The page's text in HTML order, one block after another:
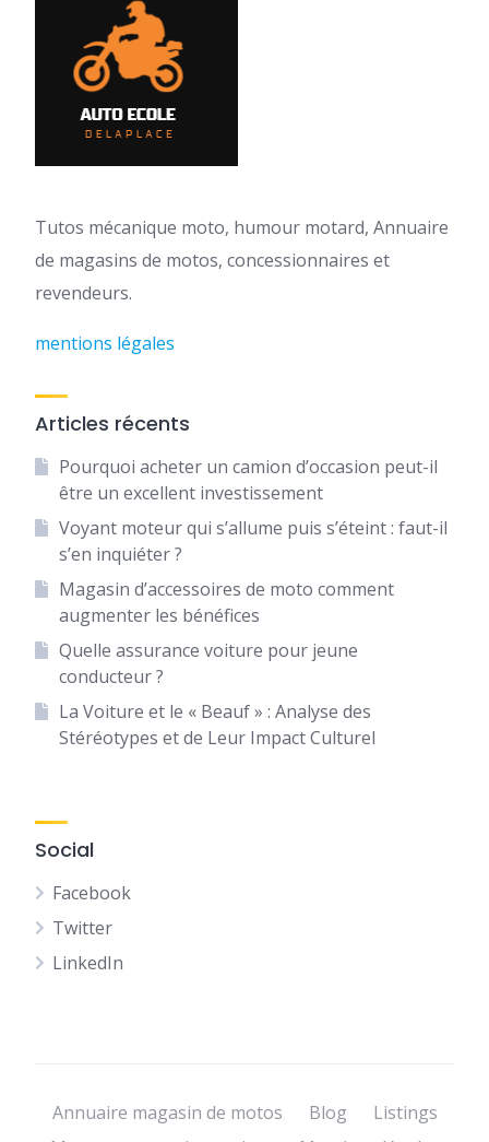
Tutos mécanique moto, humour motard, Annuaire
de magasins de motos, concessionnaires et
revendeurs.
mentions légales
Articles récents
Pourquoi acheter un camion d’occasion peut-il
être un excellent investissement
Voyant moteur qui s’allume puis s’éteint : faut-il
s’en inquiéter ?
Magasin d’accessoires de moto comment
augmenter les bénéfices
Quelle assurance voiture pour jeune
conducteur ?
La Voiture et le « Beauf » : Analyse des
Stéréotypes et de Leur Impact Culturel
Social
Facebook
Twitter
LinkedIn
Annuaire magasin de motos Blog
Listings